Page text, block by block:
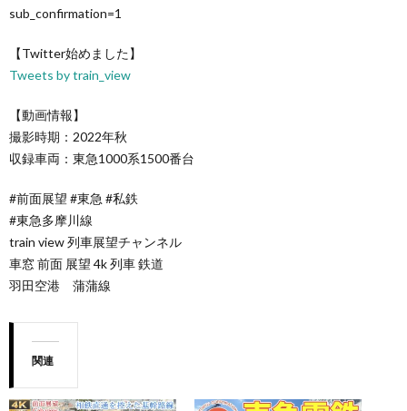
sub_confirmation=1
【Twitter始めました】
Tweets by train_view
【動画情報】
撮影時期：2022年秋
収録車両：東急1000系1500番台
#前面展望 #東急 #私鉄
#東急多摩川線
train view 列車展望チャンネル
車窓 前面 展望 4k 列車 鉄道
羽田空港 蒲蒲線
関連